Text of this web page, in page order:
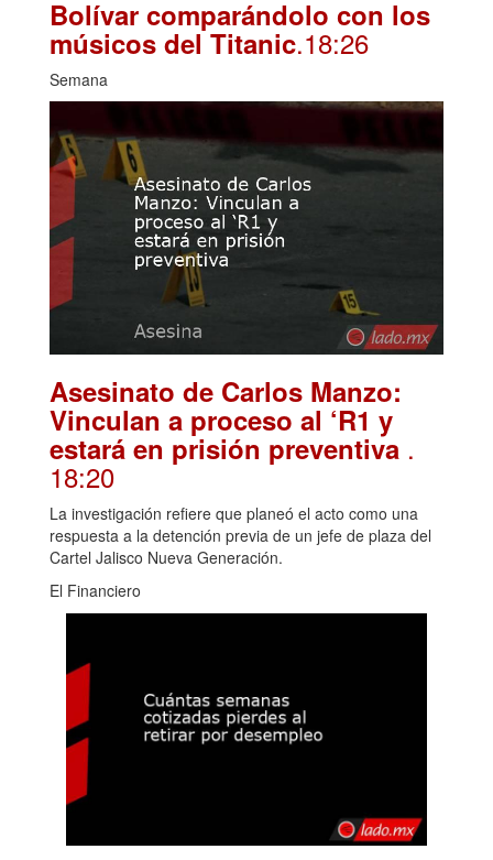
Bolívar comparándolo con los
músicos del Titanic.18:26
Semana
Asesinato de Carlos Manzo:
Vinculan a proceso al ‘R1 y
estará en prisión preventiva .
18:20
La investigación refiere que planeó el acto como una
respuesta a la detención previa de un jefe de plaza del
Cartel Jalisco Nueva Generación.
El Financiero